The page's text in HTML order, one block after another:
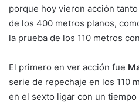
porque hoy vieron acción tanto
de los 400 metros planos,
la prueba de los 110 metros
El primero en ver acción fue
serie de repechaje en los 110
en el sexto ligar con un